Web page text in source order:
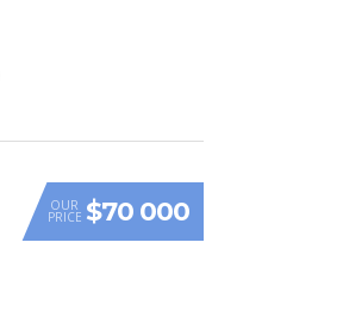
OUR
PRICE $70 000